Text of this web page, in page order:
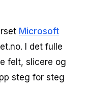
Microsoft
I det fulle
felt, slicere og
steg for steg